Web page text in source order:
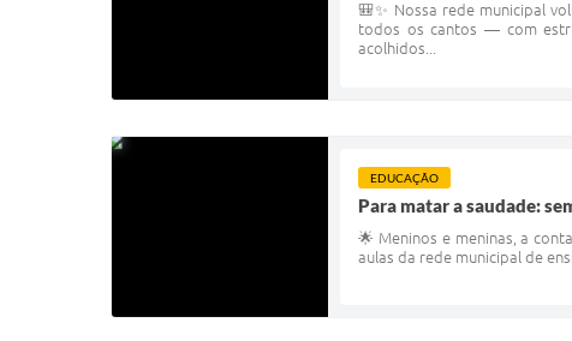
🎒✨ Nossa rede municipal
todos os cantos — com
acolhidos...
EDUCAÇÃO
Para matar a saudade:
🌟 Meninos e meninas, a
aulas da rede municipal de